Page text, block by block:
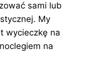
sami lub
My
wycieczkę na
na